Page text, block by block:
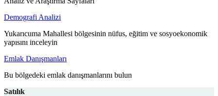
Demografi Analizi
Yukarıcuma Mahallesi bölgesinin nüfus, eğitim ve sosyoekonomik
yapısını inceleyin
Emlak Danışmanları
Bu bölgedeki emlak danışmanlarını bulun
Satılık